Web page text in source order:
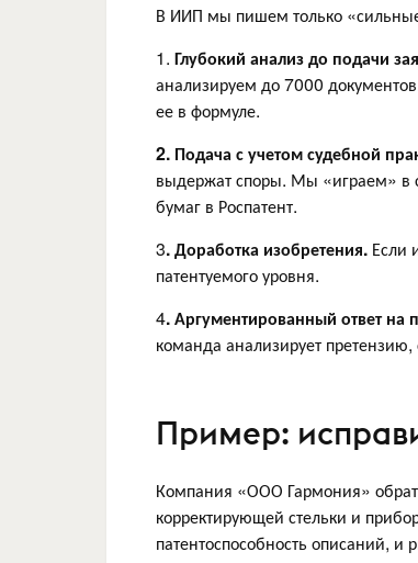
В ИИП мы пишем только
1. Глубокий анализ до подачи
анализируем до 7000
ее в формуле.
2. Подача с учетом судебной
выдержат споры. Мы «играем» в
бумаг в Роспатент.
3. Доработка изобретения. Если
патентуемого уровня.
4. Аргументированный ответ на
команда анализирует
Пример:
Компания «ООО Гармония»
корректирующей стельки и
патентоспособность описаний, и